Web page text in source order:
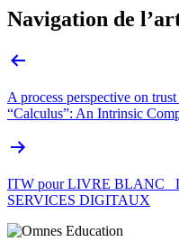
Navigation de
A process perspective on
“Calculus”: An Intrinsic
ITW pour LIVRE BLANC_
SERVICES DIGITAUX